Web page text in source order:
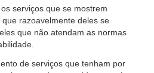
serviços que se mostrem
razoavelmente deles se
que não atendam as normas
de serviços que tenham por